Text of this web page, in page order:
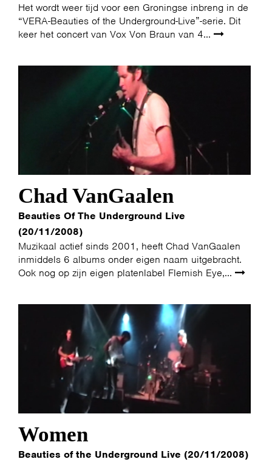
Het wordt weer tijd voor een Groningse inbreng in de
“VERA-Beauties of the Underground-Live”-serie. Dit
keer het concert van Vox Von Braun van 4...
Chad VanGaalen
Beauties Of The Underground Live
(20/11/2008)
Muzikaal actief sinds 2001, heeft Chad VanGaalen
inmiddels 6 albums onder eigen naam uitgebracht.
Ook nog op zijn eigen platenlabel Flemish Eye,...
Women
Beauties of the Underground Live (20/11/2008)